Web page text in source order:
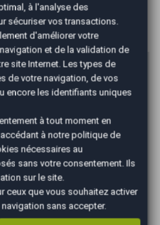
€
mois *
à l'analyse des
sécuriser vos transactions.
d'améliorer votre
et de la validation de
site Internet. Les types de
de votre navigation, de vos
encore les identifiants uniques
à tout moment en
à notrepolitique de
nécessaires au
sans votre consentement. Ils
sur le site.
ceux que vous souhaitez activer
sans accepter.